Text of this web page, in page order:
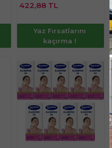
422,88 TL
Yaz Fırsatlarını
kaçırma !